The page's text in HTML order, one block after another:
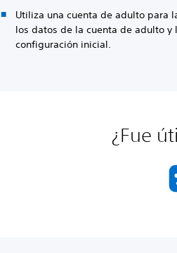
Utiliza una cuenta de adulto para
los datos de la cuenta de adulto
configuración inicial.
¿Fue